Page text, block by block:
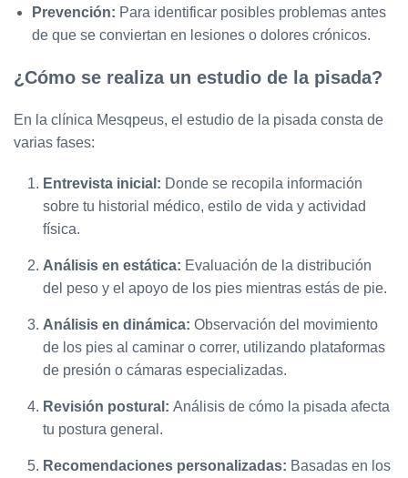
Prevención: Para identificar posibles problemas antes
de que se conviertan en lesiones o dolores crónicos.
¿Cómo se realiza un estudio de la pisada?
En la clínica Mesqpeus, el estudio de la pisada consta de
varias fases:
Entrevista inicial: Donde se recopila información
sobre tu historial médico, estilo de vida y actividad
física.
Análisis en estática: Evaluación de la distribución
del peso y el apoyo de los pies mientras estás de pie.
Análisis en dinámica: Observación del movimiento
de los pies al caminar o correr, utilizando plataformas
de presión o cámaras especializadas.
Revisión postural: Análisis de cómo la pisada afecta
tu postura general.
Recomendaciones personalizadas: Basadas en los